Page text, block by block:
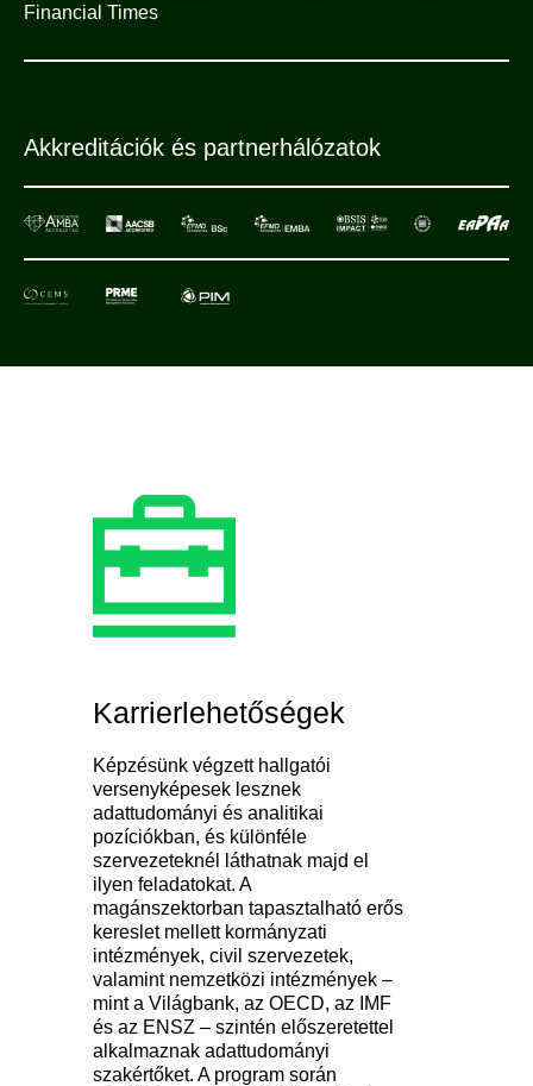
Financial Times
Akkreditációk és partnerhálózatok
Karrierlehetőségek
Képzésünk végzett hallgatói
versenyképesek lesznek
adattudományi és analitikai
pozíciókban, és különféle
szervezeteknél láthatnak majd el
ilyen feladatokat. A
magánszektorban tapasztalható erős
kereslet mellett kormányzati
intézmények, civil szervezetek,
valamint nemzetközi intézmények –
mint a Világbank, az OECD, az IMF
és az ENSZ – szintén előszeretettel
alkalmaznak adattudományi
szakértőket. A program során